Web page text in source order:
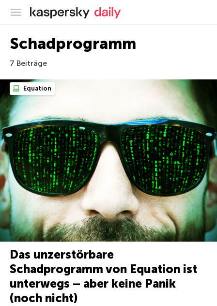
Offizieller Blog von Kaspersky
Schadprogramm
7 Beiträge
Equation
Das unzerstörbare
Schadprogramm von Equation ist
unterwegs – aber keine Panik
(noch nicht)